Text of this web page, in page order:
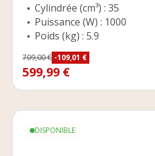
Cylindrée (cm³) : 35
Puissance (W) : 1000
Poids (kg) : 5.9
Prix de base
709,00 € -109,01 €
Prix
599,99 €
DISPONIBLE